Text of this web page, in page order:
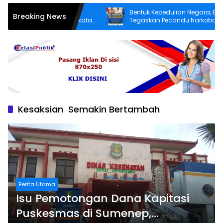
Breaking News
Lebih Layak,
Desa Angkatan
Perbaiki Jalan Rusak
Bentuk Kepedulian Negara, BNN
Tegaskan Pecandu Narkoba yang
Sukarela Tidak akan Dipenjara
Kesaksian Semakin Bertambah
Berita Utama
Isu Pemotongan Dana Kapitasi
Puskesmas di Sumenep,